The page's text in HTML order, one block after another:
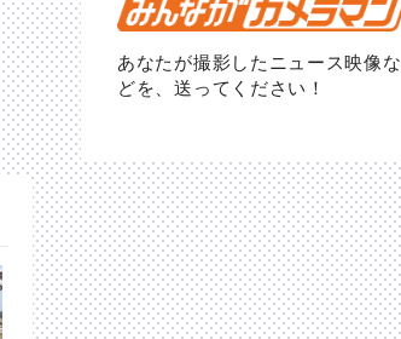
あなたが撮影したニュース映像な
どを、送ってください！